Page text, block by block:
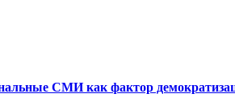
СМИ как фактор